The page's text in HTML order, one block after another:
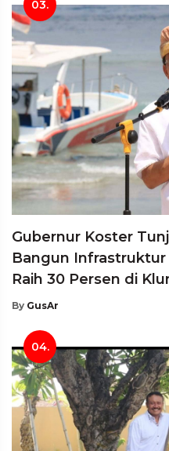
03.
Gubernur Koster
Bangun Infrastruktur
Raih 30 Persen di
By GusAr
04.